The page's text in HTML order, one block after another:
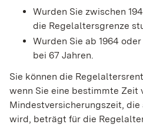
Wurden Sie zwischen
die Regelaltersgrenze
Wurden Sie ab 1964
bei 67 Jahren.
Sie können die
wenn Sie eine bestimmte Zeit
Mindestversicherungszeit,
wird, beträgt für die